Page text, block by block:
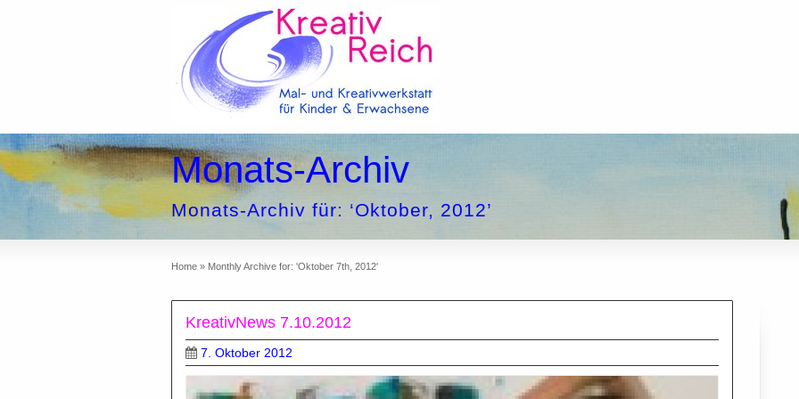
Monats-Archiv
Monats-Archiv für: ‘Oktober, 2012’
Home » Monthly Archive for: 'Oktober 7th, 2012'
KreativNews 7.10.2012
7. Oktober 2012